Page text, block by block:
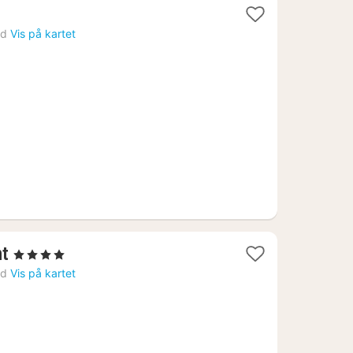
Vis på kartet
1
natt
, 4 Stjerner
Vis på kartet